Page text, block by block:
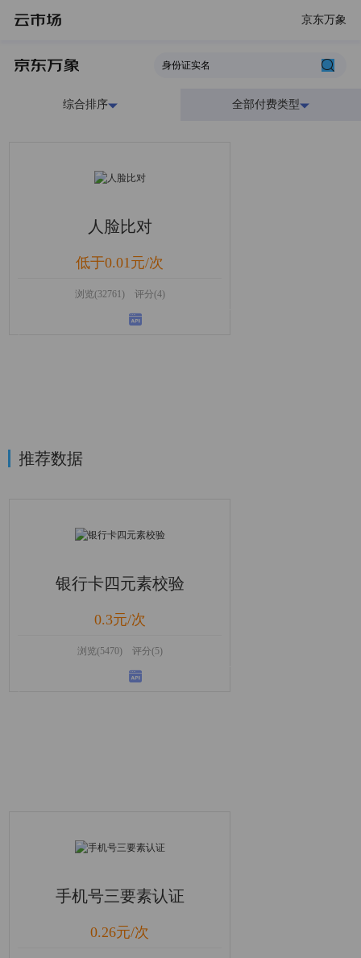
京东万象
综合排序 全部付费类型
人脸比对
低于0.01元/次
浏览(32761) 评分(4)
推荐数据
银行卡四元素校验
0.3元/次
浏览(5470) 评分(5)
手机号三要素认证
0.26元/次